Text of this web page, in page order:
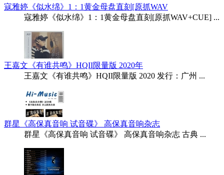
寇雅婷《似水绵》1：1黄金母盘直刻[原抓WAV
寇雅婷《似水绵》1：1黄金母盘直刻[原抓WAV+CUE] ...
王嘉文《有谁共鸣》HQII限量版 2020年
王嘉文《有谁共鸣》HQII限量版 2020 发行：广州 ...
群星《高保真音响 试音碟》 高保真音响杂志
群星《高保真音响 试音碟》 高保真音响杂志 古典 ...